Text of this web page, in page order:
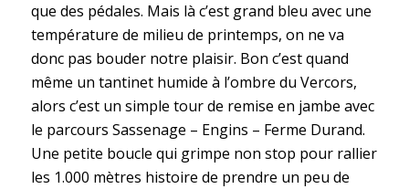
que des pédales. Mais là c’est grand bleu avec une
température de milieu de printemps, on ne va
donc pas bouder notre plaisir. Bon c’est quand
même un tantinet humide à l’ombre du Vercors,
alors c’est un simple tour de remise en jambe avec
le parcours Sassenage – Engins – Ferme Durand.
Une petite boucle qui grimpe non stop pour rallier
les 1.000 mètres histoire de prendre un peu de